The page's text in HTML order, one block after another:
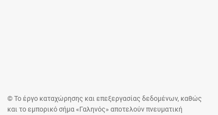
© Το έργο καταχώρησης και επεξεργασίας δεδομένων, καθώς
και το εμπορικό σήμα «Γαληνός» αποτελούν πνευματική